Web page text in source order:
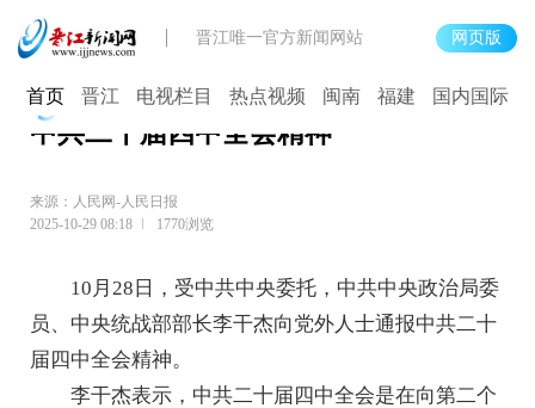
晋江唯一官方新闻网站 网页版
首页 晋江 电视栏目 热点视频 闽南 福建 国内国际
李干杰受中共中央委托向党外人士通报
中共二十届四中全会精神
来源：人民网-人民日报
2025-10-29 08:18
1770浏览
10月28日，受中共中央委托，中共中央政治局委
员、中央统战部部长李干杰向党外人士通报中共二十
届四中全会精神。
李干杰表示，中共二十届四中全会是在向第二个